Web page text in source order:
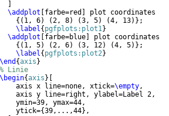
\addplot
farbe=red
plot coordinates
{( 1, 6) (2, 8) (3, 5) (4, 13)} ;
\label{ pgfplots:plot1}
\addplot
farbe=blue
plot coordinates
{( 1, 5) (2, 6) (3, 12) (4, 5)} ;
\label{ pgfplots:plot2}
\end {axis }
% Linie
\begin{axis }
    axis x line=none, xtick=
\empty,
    axis y line=right, ylabel=Label 2,
    ymin=39, ymax=44,
    ytick=
{39,...,44} ,